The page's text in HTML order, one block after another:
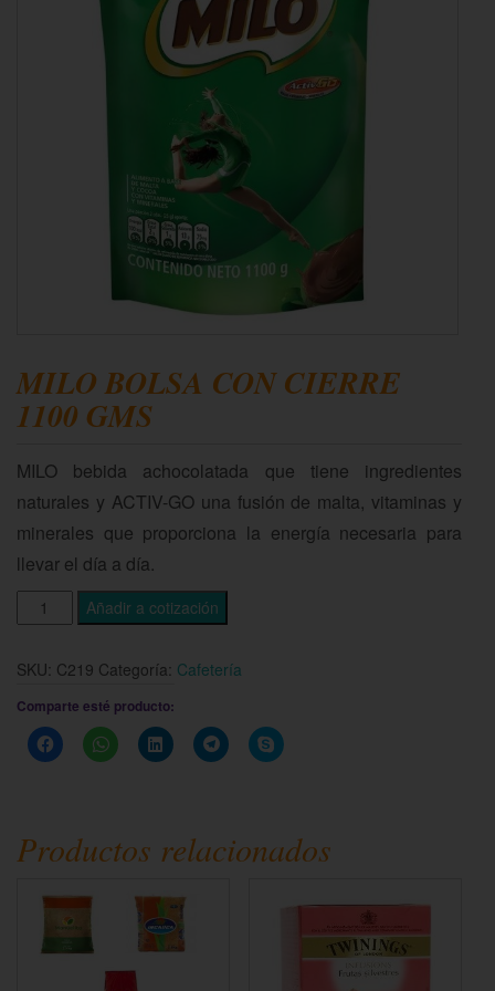
MILO BOLSA CON CIERRE
1100 GMS
MILO bebida achocolatada que tiene ingredientes
naturales y ACTIV-GO una fusión de malta, vitaminas y
minerales que proporciona la energía necesaria para
llevar el día a día.
Añadir a cotización
SKU: C219 Categoría: Cafetería
Comparte esté producto:
Haz
clic
abre
en
nueva)
Haz
clic
abre
en
nueva)
Haz
clic
abre
en
nueva)
Haz
clic
abre
en
Haz
clic
abre
en
Productos relacionados